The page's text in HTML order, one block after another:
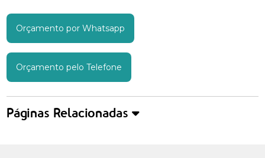
Orçamento por Whatsapp
Orçamento pelo Telefone
Páginas Relacionadas